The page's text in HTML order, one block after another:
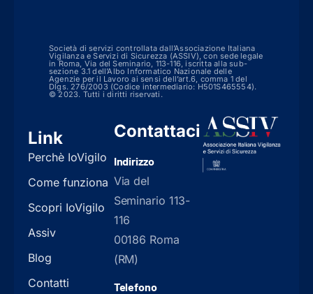
Società di servizi controllata dall’Associazione Italiana
Vigilanza e Servizi di Sicurezza (ASSIV), con sede legale
in Roma, Via del Seminario, 113-116, iscritta alla sub-
sezione 3.1 dell’Albo Informatico Nazionale delle
Agenzie per il Lavoro ai sensi dell’art.6, comma 1 del
Dlgs. 276/2003 (Codice intermediario: H501S465554).
© 2023. Tutti i diritti riservati.
Link
Perchè IoVigilo
Come funziona
Scopri IoVigilo
Assiv
Blog
Contatti
Contattaci
Indirizzo
Via del
Seminario 113-
116
00186 Roma
(RM)
Telefono